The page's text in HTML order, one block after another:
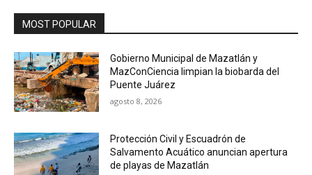
MOST POPULAR
Gobierno Municipal de Mazatlán y
MazConCiencia limpian la biobarda del
Puente Juárez
agosto 8, 2026
Protección Civil y Escuadrón de
Salvamento Acuático anuncian apertura
de playas de Mazatlán